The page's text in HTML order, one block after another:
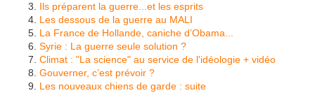
Ils préparent la guerre...et les esprits
Les dessous de la guerre au MALI
La France de Hollande, caniche d’Obama...
Syrie : La guerre seule solution ?
Climat : "La science" au service de l'idéologie + vidéo
Gouverner, c’est prévoir ?
Les nouveaux chiens de garde : suite